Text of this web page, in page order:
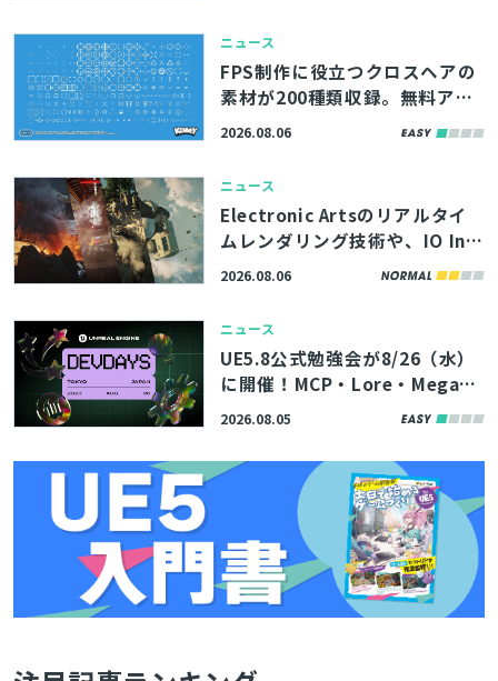
ニュース
FPS制作に役立つクロスヘアの
素材が200種類収録。無料アセ
ットパック『Crosshair Pack』
2026.08.06
ニュース
Electronic Artsのリアルタイ
ムレンダリング技術や、IO Int
eractive内製エンジンのボリュ
強会の講演資料が公開
2026.08.06
ニュース
UE5.8公式勉強会が8/26（水）
に開催！MCP・Lore・MegaLi
ghtsなど、最新機能やツールの
e Tokyo Dev Days 26’」、先
着100名まで参加者募集中
2026.08.05